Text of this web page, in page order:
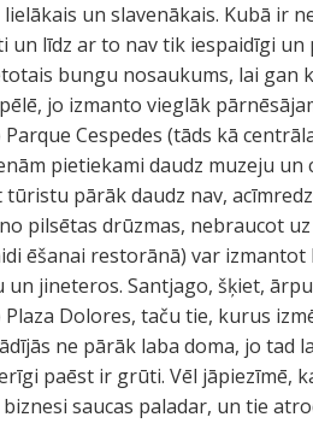
un slavenākais. Kubā ir
līdz ar to nav tik iespaidīgi
bungu nosaukums, lai gan
jo izmanto vieglāk
Cespedes (tāds kā
pietiekami daudz muzeju
pārāk daudz nav,
pilsētas drūzmas, nebraucot
ēšanai restorānā) var
jineteros. Santjago, šķiet,
Dolores, taču tie, kurus
ne pārāk laba doma, jo tad
paēst ir grūti. Vēl jāpiezīmē,
saucas paladar, un tie